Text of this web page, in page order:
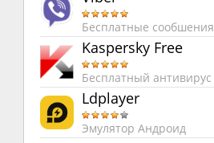
Бесплатные сообшения
Kaspersky Free
Бесплатный антивирус
Ldplayer
Эмулятор Андроид